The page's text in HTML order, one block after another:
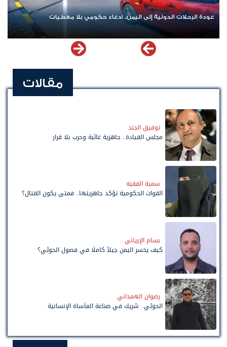
عودة الرحلات الدولية إلى اليمن.. ادعاء حكومي بلا معطيات
مقالات
توفيق الجند
مجلس القيادة.. جاهزية غائبة وحرب بلا قرار
سمية الفقيه
القوات الحكومية تؤكد جاهزيتها.. فمتى يكون القتال؟
بسام الإرياني
كيف يخسر اليمن جيلاً كاملًا في فصول الحوثي؟
رضوان الهمداني
الحوثي.. شريك في صناعة المأساة الإنسانية